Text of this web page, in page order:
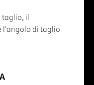
taglio, il
l'angolo di taglio